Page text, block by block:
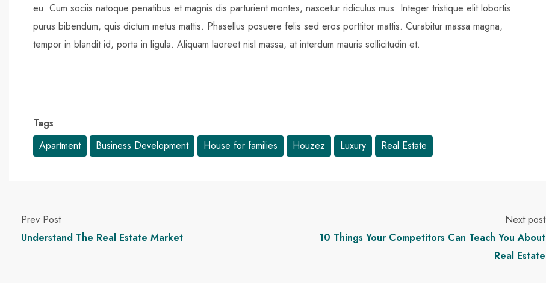
eu. Cum sociis natoque penatibus et magnis dis parturient montes, nascetur ridiculus mus. Integer tristique elit lobortis
purus bibendum, quis dictum metus mattis. Phasellus posuere felis sed eros porttitor mattis. Curabitur massa magna,
tempor in blandit id, porta in ligula. Aliquam laoreet nisl massa, at interdum mauris sollicitudin et.
Tags
Apartment
Business Development House for families Houzez Luxury Real Estate
Prev Post
Understand The Real Estate Market
Next post
10 Things Your Competitors Can Teach You About
Real Estate